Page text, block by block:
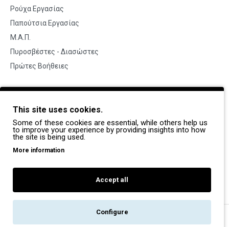
Ρούχα Εργασίας
Παπούτσια Εργασίας
Μ.Α.Π.
Πυροσβέστες - Διασώστες
Πρώτες Βοήθειες
BRANDS
Payper
Dike
Coverguard
Portwest
Exena
This site uses cookies.
Some of these cookies are essential, while others help us
to improve your experience by providing insights into how
the site is being used.
More information
Accept all
Configure